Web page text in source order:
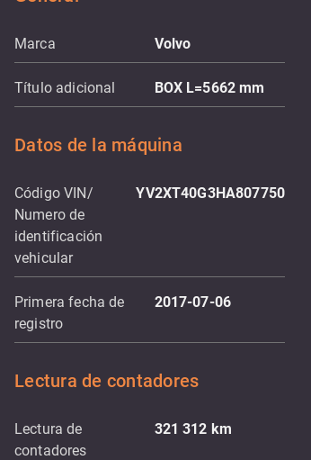
Marca Volvo
Título adicional BOX L=5662 mm
Datos de la máquina
Código VIN/
Numero de
identificación
vehicular
YV2XT40G3HA807750
Primera fecha de
registro
2017-07-06
Lectura de contadores
Lectura de
contadores
321 312 km